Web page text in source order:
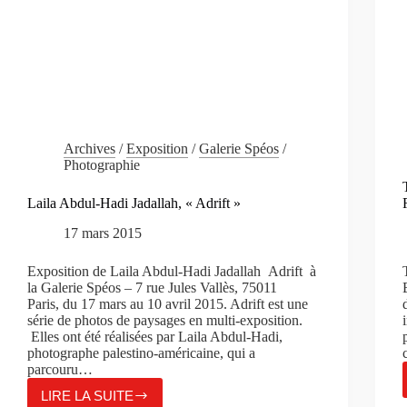
Archives /Exposition /Galerie Spéos /
Photographie
Laila Abdul-Hadi Jadallah, « Adrift »
17 mars 2015
Exposition de Laila Abdul-Hadi Jadallah Adrift à
la Galerie Spéos – 7 rue Jules Vallès, 75011
Paris, du 17 mars au 10 avril 2015. Adrift est une
série de photos de paysages en multi-exposition.
Elles ont été réalisées par Laila Abdul-Hadi,
photographe palestino-américaine, qui a
parcouru…
LIRE LA SUITE
LAILA